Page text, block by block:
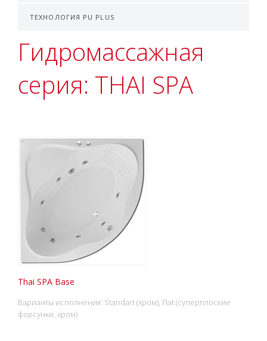
ТЕХНОЛОГИЯ PU PLUS
Гидромассажная
серия: THAI SPA
Thai SPA Base
Варианты исполнения: Standart (хром), Flat (суперплоские
форсунки, хром)